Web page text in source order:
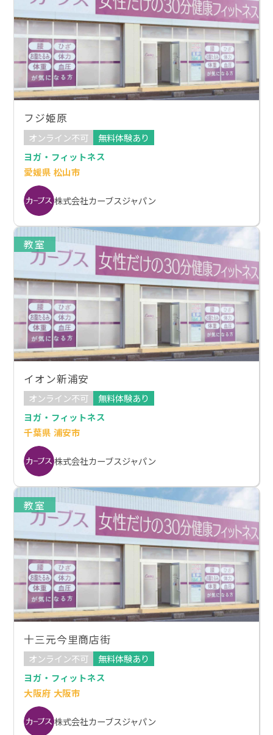
フジ姫原
オンライン不可
無料体験あり
ヨガ・フィットネス
愛媛県 松山市
株式会社カーブスジャパン
教室
イオン新浦安
オンライン不可
無料体験あり
ヨガ・フィットネス
千葉県 浦安市
株式会社カーブスジャパン
教室
十三元今里商店街
オンライン不可
無料体験あり
ヨガ・フィットネス
大阪府 大阪市
株式会社カーブスジャパン